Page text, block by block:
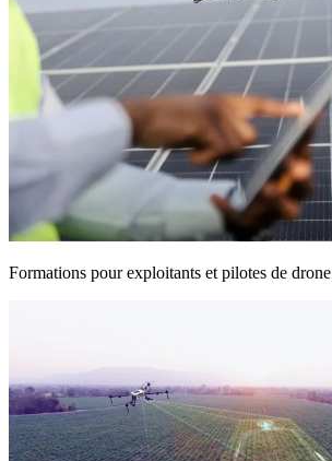
Formations pour exploitants et pilotes de drone